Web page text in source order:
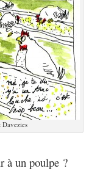
à un poulpe ?